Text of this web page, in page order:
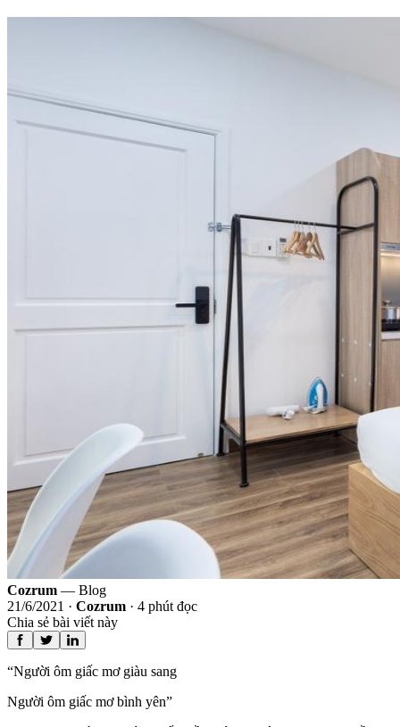
Cozrum — Blog
21/6/2021 · Cozrum · 4 phút đọc
Chia sẻ bài viết này
“Người ôm giấc mơ giàu sang
Người ôm giấc mơ bình yên”